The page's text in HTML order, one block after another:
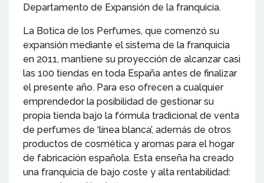
Departamento de Expansión de la franquicia.
La Botica de los Perfumes, que comenzó su
expansión mediante el sistema de la franquicia
en 2011, mantiene su proyección de alcanzar casi
las 100 tiendas en toda España antes de finalizar
el presente año. Para eso ofrecen a cualquier
emprendedor la posibilidad de gestionar su
propia tienda bajo la fórmula tradicional de venta
de perfumes de ‘línea blanca’, además de otros
productos de cosmética y aromas para el hogar
de fabricación española. Esta enseña ha creado
una franquicia de bajo coste y alta rentabilidad: